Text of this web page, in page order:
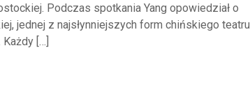
Podczas spotkania Yang opowiedział o
jednej z najsłynniejszych form chińskiego teatru
[…]